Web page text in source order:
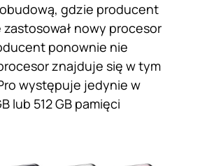
gdzie producent
nowy procesor
ponownie nie
znajduje się w tym
występuje jedynie w
lub 512 GB pamięci